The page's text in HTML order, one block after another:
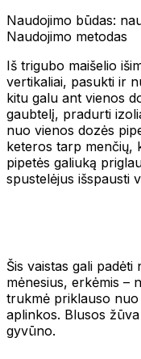
Naudojimo būdas:
Naudojimo metodas
Iš trigubo maišelio
vertikaliai, pasukti ir
kitu galu ant vienos
gaubtelį, pradurti
nuo vienos dozės
keteros tarp menčių,
pipetės galiuką
spustelėjus išspausti
Šis vaistas gali
mėnesius, erkėmis –
trukmė priklauso
aplinkos. Blusos
gyvūno.